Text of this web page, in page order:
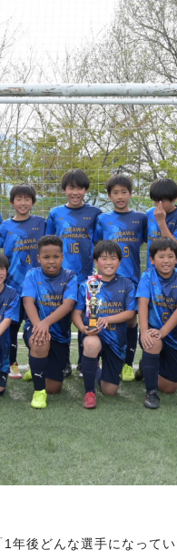
1 年後どんな選手になって